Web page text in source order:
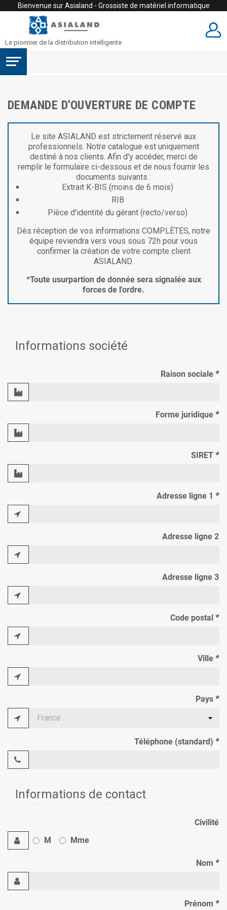
Bienvenue sur Asialand - Grossiste de matériel informatique
Le pionnier de la distribution intelligente
DEMANDE D'OUVERTURE DE COMPTE
Le site ASIALAND est strictement réservé aux
professionnels. Notre catalogue est uniquement
destiné à nos clients. Afin d'y accéder, merci de
remplir le formulaire ci-dessous et de nous fournir les
documents suivants :
Extrait K-BIS (moins de 6 mois)
RIB
Pièce d'identité du gérant (recto/verso)
Dès réception de vos informations COMPLÈTES, notre
équipe reviendra vers vous sous 72h pour vous
confirmer la création de votre compte client
ASIALAND.
*Toute usurpartion de donnée sera signalée aux
forces de l'ordre.
Informations société
Raison sociale *
Forme juridique *
SIRET *
Adresse ligne 1 *
Adresse ligne 2
Adresse ligne 3
Code postal *
Ville *
Pays *
Téléphone (standard) *
Informations de contact
Civilité
M
Mme
Nom *
Prénom *